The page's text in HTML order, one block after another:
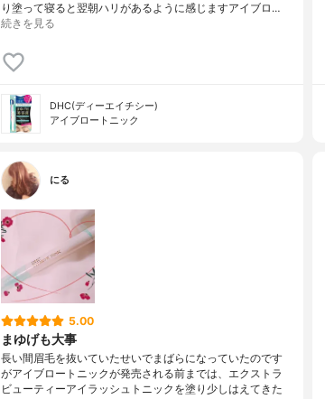
り塗って寝ると翌朝ハリがあるように感じますアイブロ…
続きを見る
DHC(ディーエイチシー)
アイブロートニック
にる
5.00
まゆげも大事
長い間眉毛を抜いていたせいでまばらになっていたのです
がアイブロートニックが発売される前までは、エクストラ
ビューティーアイラッシュトニックを塗り少しはえてきた